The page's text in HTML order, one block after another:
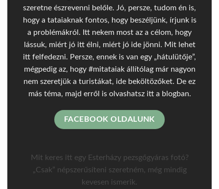
szeretne észrevenni belőle. Jó, persze, tudom én is,
hogy a tataiaknak fontos, hogy beszéljünk, írjunk is
a problémákról. Itt nekem most az a célom, hogy
lássuk, miért jó itt élni, miért jó ide jönni. Mit lehet
itt felfedezni. Persze, ennek is van egy „hátulütője”,
mégpedig az, hogy #mitataiak állítólag már nagyon
nem szeretjük a turistákat, ide beköltözőket. De ez
más téma, majd erről is olvashatsz itt a blogban.
FACEBOOK OLDALUNK
Mit keres itt egy Esterházy pezsgőgyáras fotó?
„Csak” népszerűsíteni szeretném, még mindig
kevesen ismerik.